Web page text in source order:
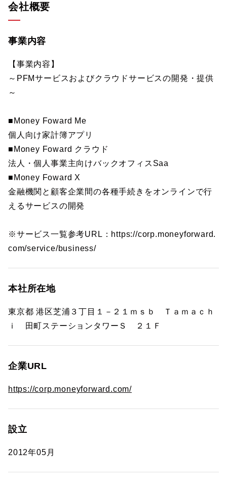
会社概要
事業内容
【事業内容】
～PFMサービスおよびクラウドサービスの開発・提供
～
■Money Foward Me
個人向け家計簿アプリ
■Money Foward クラウド
法人・個人事業主向けバックオフィスSaa
■Money Foward X
金融機関と顧客企業間の各種手続きをオンラインで行
えるサービスの開発
※サービス一覧参考URL：https://corp.moneyforward.
com/service/business/
本社所在地
東京都 港区芝浦３丁目１－２１ｍｓｂ Ｔａｍａｃｈ
ｉ 田町ステーションタワーＳ ２１Ｆ
企業URL
https://corp.moneyforward.com/
設立
2012年05月